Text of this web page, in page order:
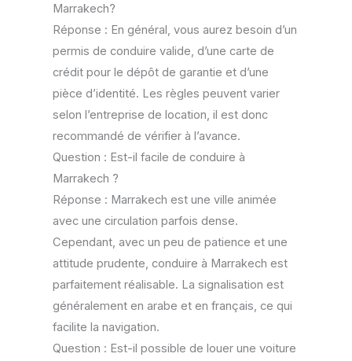
Marrakech?
Réponse : En général, vous aurez besoin d’un
permis de conduire valide, d’une carte de
crédit pour le dépôt de garantie et d’une
pièce d’identité. Les règles peuvent varier
selon l’entreprise de location, il est donc
recommandé de vérifier à l’avance.
Question : Est-il facile de conduire à
Marrakech ?
Réponse : Marrakech est une ville animée
avec une circulation parfois dense.
Cependant, avec un peu de patience et une
attitude prudente, conduire à Marrakech est
parfaitement réalisable. La signalisation est
généralement en arabe et en français, ce qui
facilite la navigation.
Question : Est-il possible de louer une voiture